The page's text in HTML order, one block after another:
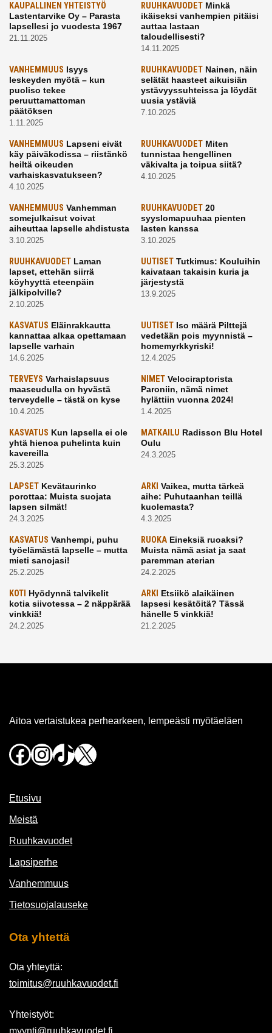
KAUPALLINEN YHTEISTYÖ
Lastentarvike Oy – Parasta
lapsellesi jo vuodesta 1967
21.11.2025
RUUHKAVUODETMinkä
ikäiseksi vanhempien pitäisi
auttaa lastaan
taloudellisesti?
14.11.2025
VANHEMMUUS Isyys
leskeyden myötä – kun
puoliso tekee
peruuttamattoman
päätöksen
1.11.2025
RUUHKAVUODETNainen, näin
selätät haasteet aikuisiän
ystävyyssuhteissa ja löydät
uusia ystäviä
7.10.2025
VANHEMMUUS Lapseni eivät
käy päiväkodissa – riistänkö
heiltä oikeuden
varhaiskasvatukseen?
4.10.2025
RUUHKAVUODETMiten
tunnistaa hengellinen
väkivalta ja toipua siitä?
4.10.2025
VANHEMMUUS Vanhemman
somejulkaisut voivat
aiheuttaa lapselle ahdistusta
3.10.2025
RUUHKAVUODET20
syyslomapuuhaa pienten
lasten kanssa
3.10.2025
RUUHKAVUODET Laman
lapset, ettehän siirrä
köyhyyttä eteenpäin
jälkipolville?
2.10.2025
UUTISETTutkimus: Kouluihin
kaivataan takaisin kuria ja
järjestystä
13.9.2025
KASVATUS Eläinrakkautta
kannattaa alkaa opettamaan
lapselle varhain
14.6.2025
UUTISETIso määrä Pilttejä
vedetään pois myynnistä –
homemyrkkyriski!
12.4.2025
TERVEYS Varhaislapsuus
maaseudulla on hyvästä
terveydelle – tästä on kyse
10.4.2025
NIMETVelociraptorista
Paroniin, nämä nimet
hylättiin vuonna 2024!
1.4.2025
KASVATUS Kun lapsella ei ole
yhtä hienoa puhelinta kuin
kavereilla
25.3.2025
MATKAILU Radisson Blu Hotel
Oulu
24.3.2025
LAPSET Kevätaurinko
porottaa: Muista suojata
lapsen silmät!
24.3.2025
ARKI Vaikea, mutta tärkeä
aihe: Puhutaanhan teillä
kuolemasta?
4.3.2025
KASVATUS Vanhempi, puhu
työelämästä lapselle – mutta
mieti sanojasi!
25.2.2025
RUOKAEineksiä ruoaksi?
Muista nämä asiat ja saat
paremman aterian
24.2.2025
KOTI Hyödynnä talvikelit
kotia siivotessa – 2 näppärää
vinkkiä!
24.2.2025
ARKI Etsiikö alaikäinen
lapsesi kesätöitä? Tässä
hänelle 5 vinkkiä!
21.2.2025
Aitoa vertaistukea perhearkeen, lempeästi myötäeläen
Facebook
Instagram
TikTok
X
Etusivu
Meistä
Ruuhkavuodet
Lapsiperhe
Vanhemmuus
Tietosuojalauseke
Ota yhtettä
Ota yhteyttä:
toimitus@ruuhkavuodet.fi
Yhteistyöt: